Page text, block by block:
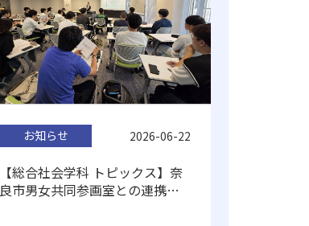
お知らせ 2026-06-22
【総合社会学科 トピックス】奈
良市男女共同参画室との連携事